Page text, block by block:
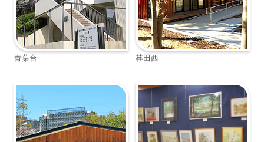
青葉台 荏田西